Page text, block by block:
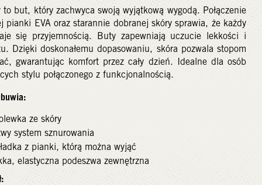
to but, który zachwyca swoją wyjątkową wygodą. Połączenie
pianki EVA oraz starannie dobranej skóry sprawia, że każdy
się przyjemnością. Buty zapewniają uczucie lekkości i
Dzięki doskonałemu dopasowaniu, skóra pozwala stopom
gwarantując komfort przez cały dzień. Idealne dla osób
stylu połączonego z funkcjonalnością.
ze skóry
system sznurowania
z pianki, którą można wyjąć
elastyczna podeszwa zewnętrzna